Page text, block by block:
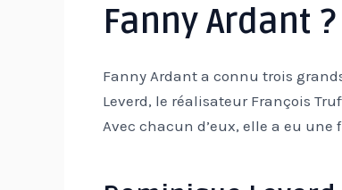
Fanny Ardant ?
Fanny Ardant a connu trois
Leverd, le réalisateur François
Avec chacun d’eux, elle a eu une